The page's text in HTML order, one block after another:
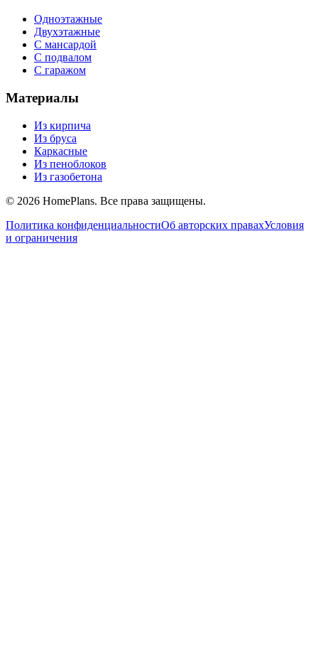
Одноэтажные
Двухэтажные
С мансардой
С подвалом
С гаражом
Материалы
Из кирпича
Из бруса
Каркасные
Из пеноблоков
Из газобетона
© 2026 HomePlans. Все права защищены.
Политика конфиденциальностиОб авторских правахУсловия
и ограничения